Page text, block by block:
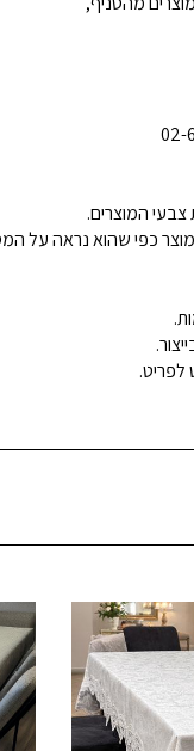
המוצרים.
כפי שהוא נראה על
לפריט.